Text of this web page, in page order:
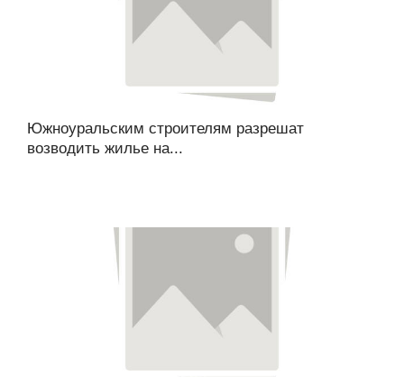
Южноуральским строителям разрешат
возводить жилье на...